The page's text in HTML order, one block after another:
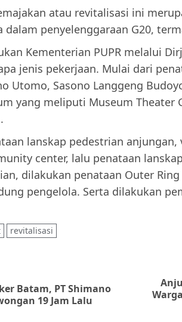
atau revitalisasi ini
penyelenggaraan G20,
Kementerian PUPR melalui
jenis pekerjaan. Mulai dari
Utomo, Sasono Langgeng
yang meliputi Museum Theater
lanskap pedestrian anjungan,
center, lalu penataan
dilakukan penataan Outer
pengelola. Serta dilakukan
revitalisasi
Previous
Batam, PT Shimano
19 Jam Lalu
Next